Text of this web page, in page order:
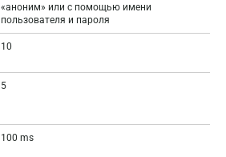
«аноним» или с помощью имени
пользователя и пароля
10
5
100 ms